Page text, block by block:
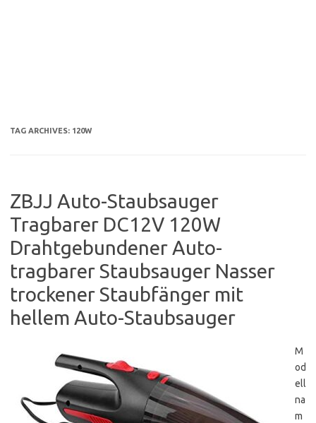
TAG ARCHIVES: 120W
ZBJJ Auto-Staubsauger
Tragbarer DC12V 120W
Drahtgebundener Auto-
tragbarer Staubsauger Nasser
trockener Staubfänger mit
hellem Auto-Staubsauger
M
od
ell
na
m